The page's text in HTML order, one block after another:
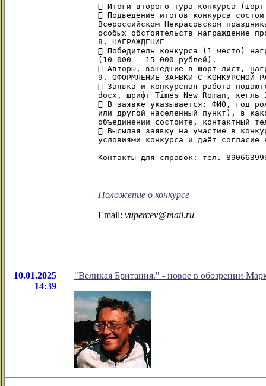
 Итоги второго тура конкурса
 Подведение итогов конкурса
Всероссийском Некрасовском
особых обстоятельств награждение
8. НАГРАЖДЕНИЕ
 Победитель конкурса (1 место)
(10 000 – 15 000 рублей).
 Авторы, вошедшие в шорт-лист,
9. ОФОРМЛЕНИЕ ЗАЯВКИ С КОНКУРСНОЙ
 Заявка и конкурсная работа
docx, шрифт Times New Roman,
 В заявке указывается: ФИО, год
или другой населенный пункт), в
объединении состоите, контактный
 Высылая заявку на участие в
условиями конкурса и даёт
Контакты для справок: тел.
Положение о конкурсе
Email: vupercev@mail.ru
10.01.2025
14:39
"Великая Британия." - новое в обозрении